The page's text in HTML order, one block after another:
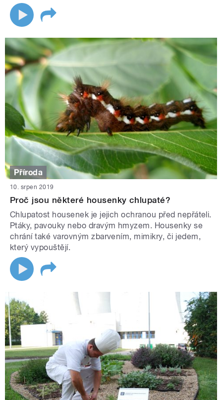
Příroda
10. srpen 2019
Proč jsou některé housenky chlupaté?
Chlupatost housenek je jejich ochranou před nepřáteli.
Ptáky, pavouky nebo dravým hmyzem. Housenky se
chrání také varovným zbarvením, mimikry, či jedem,
který vypouštějí.